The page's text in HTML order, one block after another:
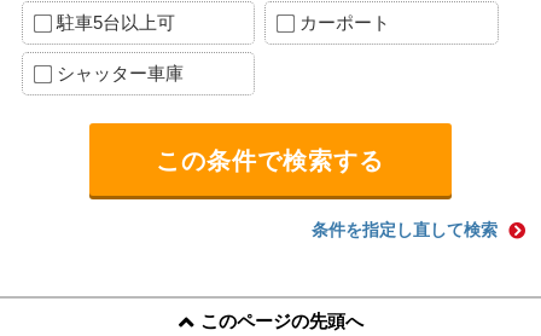
駐車5台以上可 カーポート
シャッター車庫
条件を指定し直して検索
このページの先頭へ